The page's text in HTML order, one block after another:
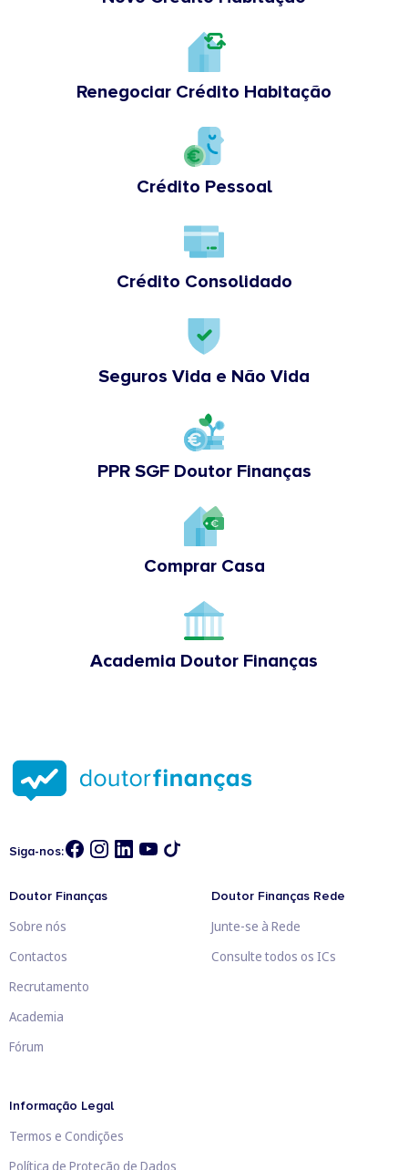
Renegociar Crédito Habitação
Crédito Pessoal
Crédito Consolidado
Seguros Vida e Não Vida
PPR SGF Doutor Finanças
Comprar Casa
Academia Doutor Finanças
Siga-nos:
Doutor Finanças
Sobre nós
Contactos
Recrutamento
Academia
Fórum
Doutor Finanças Rede
Junte-se à Rede
Consulte todos os ICs
Informação Legal
Termos e Condições
Política de Proteção de Dados